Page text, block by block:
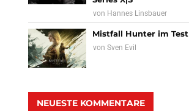
von Hannes Linsbauer
Mistfall Hunter im Test
vonSven Evil
NEUESTE KOMMENTARE